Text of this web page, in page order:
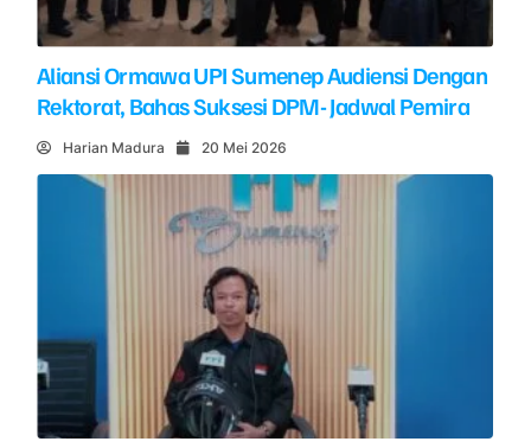
Aliansi Ormawa UPI Sumenep Audiensi Dengan
Rektorat, Bahas Suksesi DPM- Jadwal Pemira
Harian Madura 20 Mei 2026